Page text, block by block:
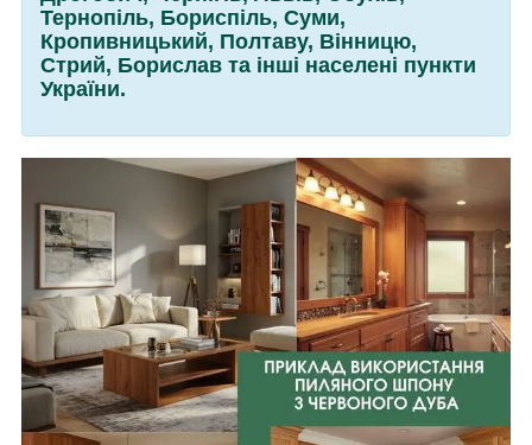
Тернопіль, Бориспіль, Суми,
Кропивницький, Полтаву, Вінницю,
Стрий, Борислав та інші населені пункти
України.